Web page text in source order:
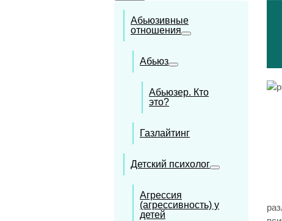
Абьюзивные
отношения
Абьюз
Абьюзер. Кто
это?
Газлайтинг
Детский психолог
Агрессия
(агрессивность) у
детей